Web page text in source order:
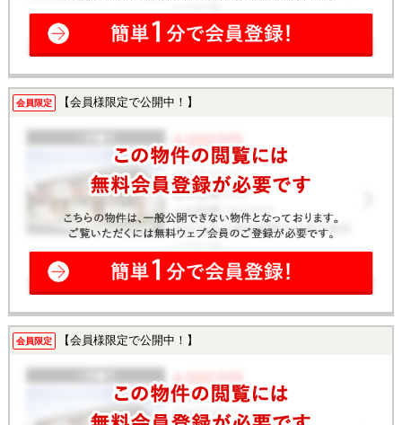
会員限定 【会員様限定で公開中！】
会員限定 【会員様限定で公開中！】